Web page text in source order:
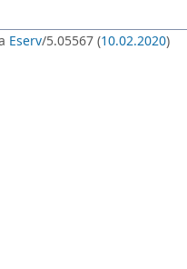
Eserv/5.05567 (10.02.2020)